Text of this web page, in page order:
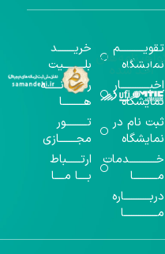
تقویــــــــــم
نمایشگاه
اخبــــــــــــار
نمایشگاه
ثبت نام در
نمایشگاه
خـــــــــــدمات
مــــــــــا
دربـــــــــــاره
مــــــــــــــا
خریـــــــد
بلـــــــــیت
رســـــانــــــه
هـــــــــا
تـــــــــور
مجـــــــازی
ارتــــــباط
بــــا مــــا
گواهینامه‌های
اخذ شده